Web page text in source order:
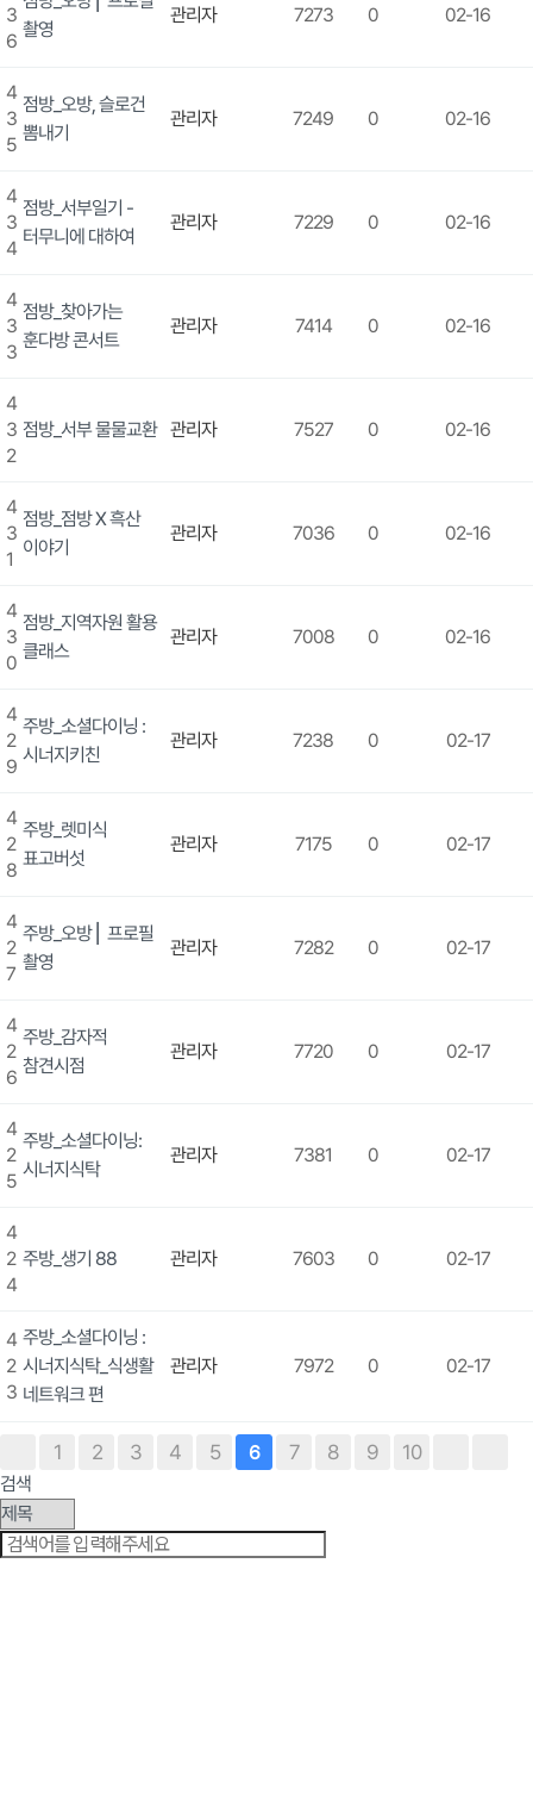
3
6
촬영
관리자 7273 0 02-16
4
3
5
점방_오방, 슬로건
뽐내기
관리자 7249 0 02-16
4
3
4
점방_서부일기 -
터무니에 대하여
관리자 7229 0 02-16
4
3
3
점방_찾아가는
훈다방 콘서트
관리자 7414 0 02-16
4
3
2
점방_서부 물물교환 관리자 7527 0 02-16
4
3
1
점방_점방 X 흑산
이야기
관리자 7036 0 02-16
4
3
0
점방_지역자원 활용
클래스
관리자 7008 0 02-16
4
2
9
주방_소셜다이닝 :
시너지키친
관리자 7238 0 02-17
4
2
8
주방_렛미식
표고버섯
관리자 7175 0 02-17
4
2
7
주방_오방 ⎜ 프로필
촬영
관리자 7282 0 02-17
4
2
6
주방_감자적
참견시점
관리자 7720 0 02-17
4
2
5
주방_소셜다이닝:
시너지식탁
관리자 7381 0 02-17
4
2
4
주방_생기 88 관리자 7603 0 02-17
4
2
3
주방_소셜다이닝 :
시너지식탁_식생활
네트워크 편
관리자 7972 0 02-17
1 2 3 4 5 6 7 8 9 10
검색